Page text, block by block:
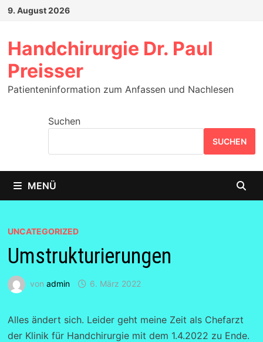
Zum
9. August 2026
Handchirurgie Dr. Paul
Preisser
Patienteninformation zum Anfassen und Nachlesen
Suchen
SUCHEN
MENÜ
UNCATEGORIZED
Umstrukturierungen
von admin 6. März 2022
Alles ändert sich. Leider geht meine Zeit als Chefarzt
der Klinik für Handchirurgie mit dem 1.4.2022 zu Ende.